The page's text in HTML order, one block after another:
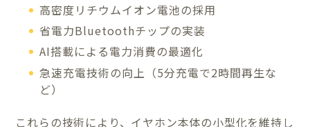
高密度リチウムイオン電池の採用
省電力Bluetoothチップの実装
AI搭載による電力消費の最適化
急速充電技術の向上（5分充電で2時間再生な
ど）
これらの技術により、イヤホン本体の小型化を維持し